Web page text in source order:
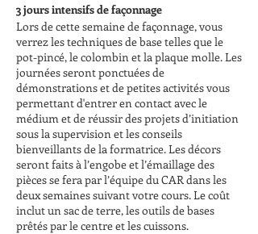
3 jours intensifs de façonnage
Lors de cette semaine de façonnage, vous
verrez les techniques de base telles que le
pot-pincé, le colombin et la plaque molle. Les
journées seront ponctuées de
démonstrations et de petites activités vous
permettant d'entrer en contact avec le
médium et de réussir des projets d’initiation
sous la supervision et les conseils
bienveillants de la formatrice. Les décors
seront faits à l’engobe et l’émaillage des
pièces se fera par l’équipe du CAR dans les
deux semaines suivant votre cours. Le coût
inclut un sac de terre, les outils de bases
prêtés par le centre et les cuissons.